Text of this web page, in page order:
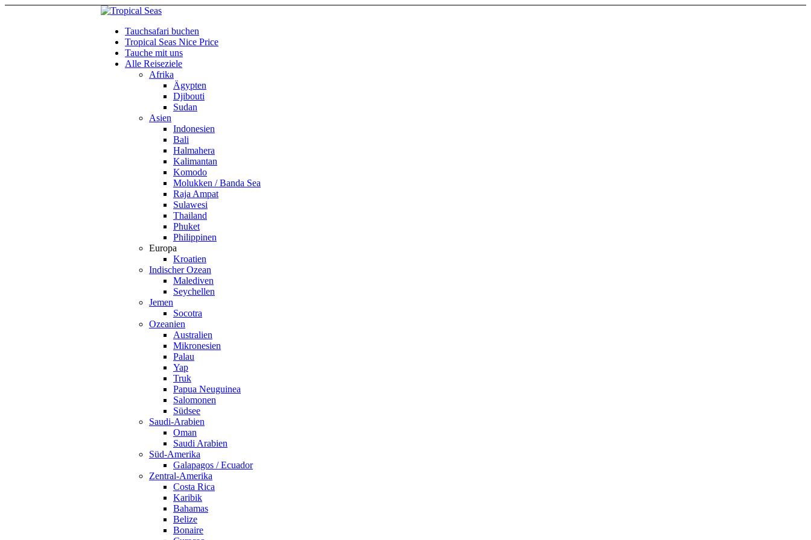
Tauchsafari buchen
Tropical Seas Nice Price
Tauche mit uns
Alle Reiseziele
Afrika
Ägypten
Djibouti
Sudan
Asien
Indonesien
Bali
Halmahera
Kalimantan
Komodo
Molukken / Banda Sea
Raja Ampat
Sulawesi
Thailand
Phuket
Philippinen
Europa
Kroatien
Indischer Ozean
Malediven
Seychellen
Jemen
Socotra
Ozeanien
Australien
Mikronesien
Palau
Yap
Truk
Papua Neuguinea
Salomonen
Südsee
Saudi-Arabien
Oman
Saudi Arabien
Süd-Amerika
Galapagos / Ecuador
Zentral-Amerika
Costa Rica
Karibik
Bahamas
Belize
Bonaire